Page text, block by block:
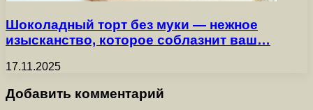
Шоколадный торт без муки — нежное
изысканство, которое соблазнит ваш…
17.11.2025
Добавить комментарий